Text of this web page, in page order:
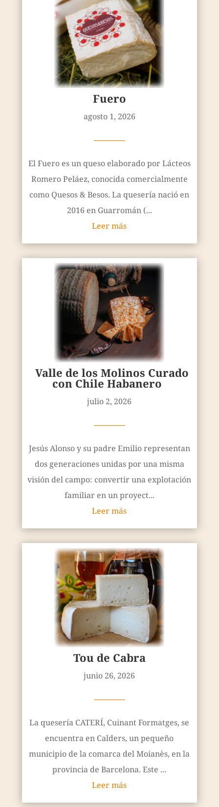
Fuero
agosto 1, 2026
————
El Fuero es un queso elaborado por Lácteos
Romero Peláez, conocida comercialmente
como Quesos & Besos. La quesería nació en
2016 en Guarromán (...
Leer más
Valle de los Molinos Curado
con Chile Habanero
julio 2, 2026
————
Jesús Alonso y su padre Emilio representan
dos generaciones unidas por una misma
visión del campo: convertir una explotación
familiar en un proyect...
Leer más
Tou de Cabra
junio 26, 2026
————
La quesería CATERÍ, Cuinant Formatges, se
encuentra en Calders, un pequeño
municipio de la comarca del Moianès, en la
provincia de Barcelona. Este ...
Leer más